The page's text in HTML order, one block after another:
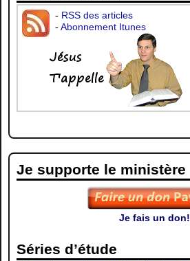
- RSS des articles
-Abonnement Itunes
Je supporte le ministère
Je fais un don!
Séries d’étude